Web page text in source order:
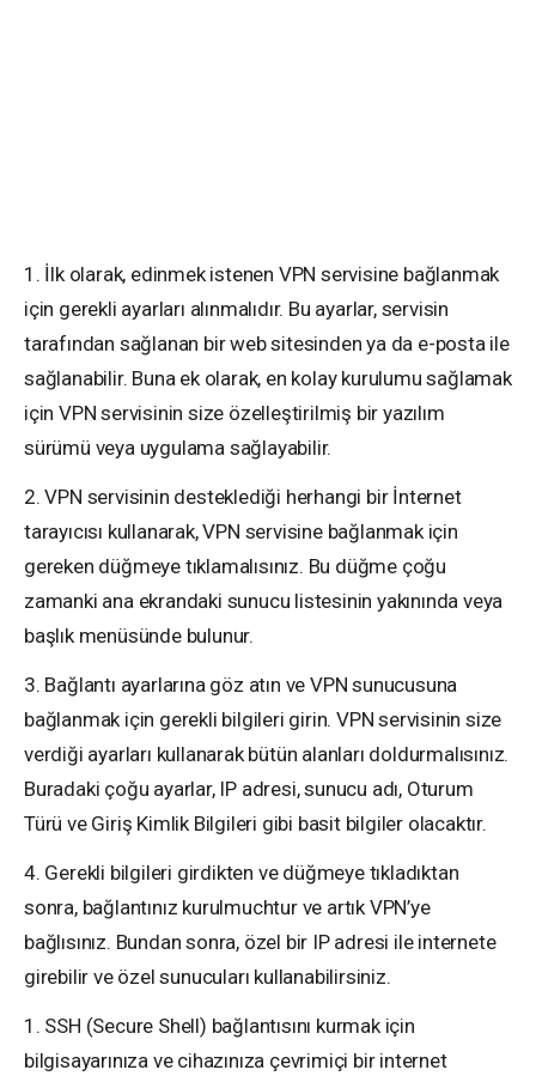
1. İlk olarak, edinmek istenen VPN servisine bağlanmak
için gerekli ayarları alınmalıdır. Bu ayarlar, servisin
tarafından sağlanan bir web sitesinden ya da e-posta ile
sağlanabilir. Buna ek olarak, en kolay kurulumu sağlamak
için VPN servisinin size özelleştirilmiş bir yazılım
sürümü veya uygulama sağlayabilir.
2. VPN servisinin desteklediği herhangi bir İnternet
tarayıcısı kullanarak, VPN servisine bağlanmak için
gereken düğmeye tıklamalısınız. Bu düğme çoğu
zamanki ana ekrandaki sunucu listesinin yakınında veya
başlık menüsünde bulunur.
3. Bağlantı ayarlarına göz atın ve VPN sunucusuna
bağlanmak için gerekli bilgileri girin. VPN servisinin size
verdiği ayarları kullanarak bütün alanları doldurmalısınız.
Buradaki çoğu ayarlar, IP adresi, sunucu adı, Oturum
Türü ve Giriş Kimlik Bilgileri gibi basit bilgiler olacaktır.
4. Gerekli bilgileri girdikten ve düğmeye tıkladıktan
sonra, bağlantınız kurulmuchtur ve artık VPN’ye
bağlısınız. Bundan sonra, özel bir IP adresi ile internete
girebilir ve özel sunucuları kullanabilirsiniz.
1. SSH (Secure Shell) bağlantısını kurmak için
bilgisayarınıza ve cihazınıza çevrimiçi bir internet